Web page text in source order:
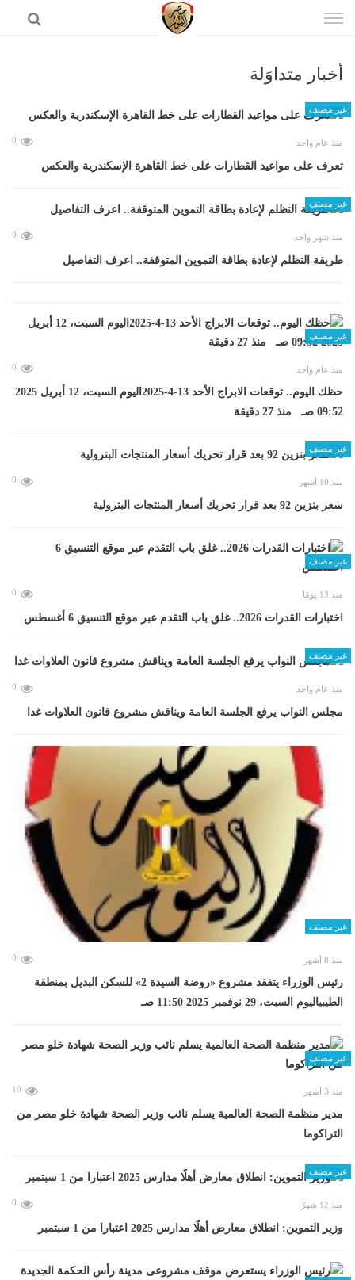
الى
أخبار متداوَلة
غير مصنف
منذ عام واحد 0
تعرف على مواعيد القطارات على خط القاهرة الإسكندرية والعكس
غير مصنف
منذ شهر واحد 0
طريقة التظلم لإعادة بطاقة التموين المتوقفة.. اعرف التفاصيل
غير مصنف
منذ عام واحد 0
حظك اليوم.. توقعات الابراج الأحد 13-4-2025اليوم السبت، 12 أبريل 2025
09:52 صـ منذ 27 دقيقة
غير مصنف
منذ 10 أشهر 0
سعر بنزين 92 بعد قرار تحريك أسعار المنتجات البترولية
غير مصنف
منذ 13 يومًا 0
اختبارات القدرات 2026.. غلق باب التقدم عبر موقع التنسيق 6 أغسطس
غير مصنف
منذ عام واحد 0
مجلس النواب يرفع الجلسة العامة ويناقش مشروع قانون العلاوات غدا
غير مصنف
منذ 8 أشهر 0
رئيس الوزراء يتفقد مشروع «روضة السيدة 2» للسكن البديل بمنطقة
الطيبياليوم السبت، 29 نوفمبر 2025 11:50 صـ
غير مصنف
منذ 3 أشهر 10
مدير منظمة الصحة العالمية يسلم نائب وزير الصحة شهادة خلو مصر من
التراكوما
غير مصنف
منذ 12 شهرًا 0
وزير التموين: انطلاق معارض أهلًا مدارس 2025 اعتبارا من 1 سبتمبر